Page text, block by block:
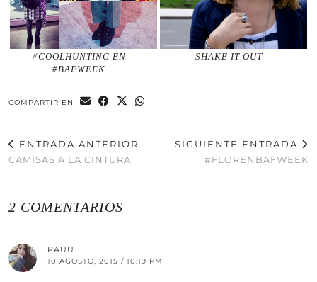
#COOLHUNTING EN
#BAFWEEK
SHAKE IT OUT
COMPARTIR EN
ENTRADA ANTERIOR
CAMISAS A LA CINTURA.
SIGUIENTE ENTRADA
#FLORENBAFWEEK
2 COMENTARIOS
PAUU
10 AGOSTO, 2015 / 10:19 PM